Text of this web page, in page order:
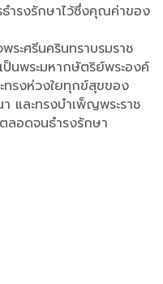
ำรงรักษาไว้ซึ่งคุณค่าของ
ระศรีนครินทราบรมราช
นพระมหากษัตริย์พระองค์
ทรงห่วงใยทุกข์สุขของ
และทรงบำเพ็ญพระราช
ลอดจนธำรงรักษา